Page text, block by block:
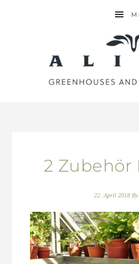
2 Zubehör
22. April 2018By